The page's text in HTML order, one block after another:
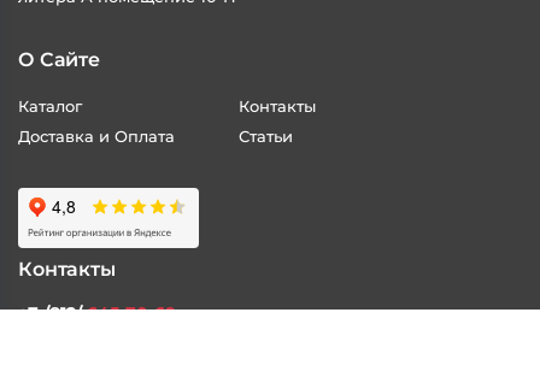
О Сайте
Каталог
Доставка и Оплата
Контакты
Статьи
Контакты
+7 /812/645-70-69